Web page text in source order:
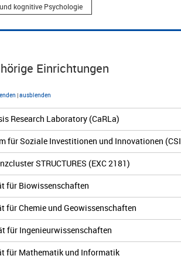
kognitive Psychologie
Einrichtungen
|ausblenden
Research Laboratory (CaRLa)
für Soziale Investitionen und Innovationen
STRUCTURES (EXC 2181)
für Biowissenschaften
für Chemie und Geowissenschaften
für Ingenieurwissenschaften
für Mathematik und Informatik